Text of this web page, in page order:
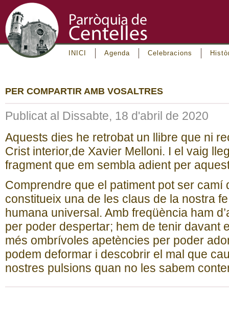
INICI Agenda Celebracions
PER COMPARTIR AMB VOSALTRES
Publicat al Dissabte, 18 d'abril de 2020
Aquests dies he retrobat un llibre que ni
Crist interior,de Xavier Melloni. I el vaig
fragment que em sembla adient per
Comprendre que el patiment pot ser camí
constitueix una de les claus de la nostra
humana universal. Amb freqüència ham
per poder despertar; hem de tenir davant
més ombrívoles apetències per poder
podem deformar i descobrir el mal que
nostres pulsions quan no les sabem